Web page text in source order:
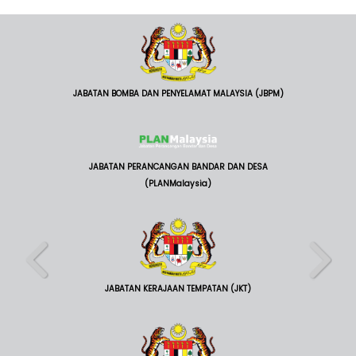
JABATAN BOMBA DAN PENYELAMAT MALAYSIA (JBPM)
JABATAN PERANCANGAN BANDAR DAN DESA
(PLANMalaysia)
JABATAN KERAJAAN TEMPATAN (JKT)